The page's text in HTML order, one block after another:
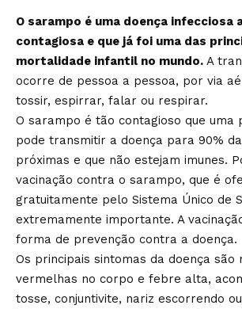
O sarampo é uma doença infecciosa
contagiosa e que já foi uma das
mortalidade infantil no mundo. A
ocorre de pessoa a pessoa, por via
tossir, espirrar, falar ou respirar.
O sarampo é tão contagioso que uma
pode transmitir a doença para 90%
próximas e que não estejam imunes.
vacinação contra o sarampo, que é
gratuitamente pelo Sistema Único de
extremamente importante. A
forma de prevenção contra a doença.
Os principais sintomas da doença são
vermelhas no corpo e febre alta,
tosse, conjuntivite, nariz escorrendo